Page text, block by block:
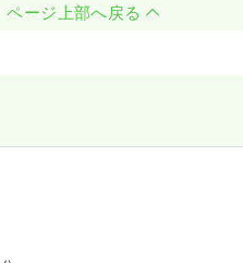
ページ上部へ戻る